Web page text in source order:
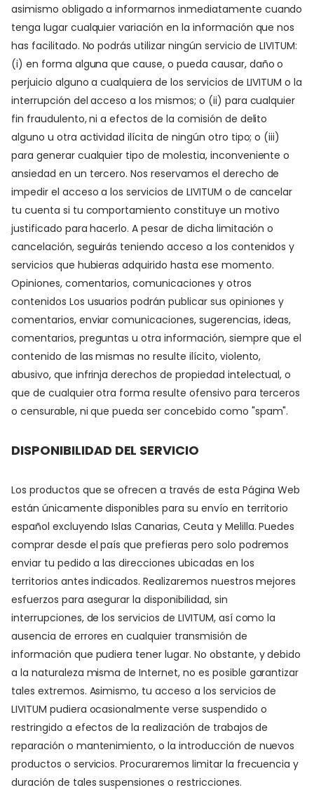
asimismo obligado a informarnos inmediatamente cuando
tenga lugar cualquier variación en la información que nos
has facilitado. No podrás utilizar ningún servicio de LIVITUM:
(i) en forma alguna que cause, o pueda causar, daño o
perjuicio alguno a cualquiera de los servicios de LIVITUM o la
interrupción del acceso a los mismos; o (ii) para cualquier
fin fraudulento, ni a efectos de la comisión de delito
alguno u otra actividad ilícita de ningún otro tipo; o (iii)
para generar cualquier tipo de molestia, inconveniente o
ansiedad en un tercero. Nos reservamos el derecho de
impedir el acceso a los servicios de LIVITUM o de cancelar
tu cuenta si tu comportamiento constituye un motivo
justificado para hacerlo. A pesar de dicha limitación o
cancelación, seguirás teniendo acceso a los contenidos y
servicios que hubieras adquirido hasta ese momento.
Opiniones, comentarios, comunicaciones y otros
contenidos Los usuarios podrán publicar sus opiniones y
comentarios, enviar comunicaciones, sugerencias, ideas,
comentarios, preguntas u otra información, siempre que el
contenido de las mismas no resulte ilícito, violento,
abusivo, que infrinja derechos de propiedad intelectual, o
que de cualquier otra forma resulte ofensivo para terceros
o censurable, ni que pueda ser concebido como "spam".
DISPONIBILIDAD DEL SERVICIO
Los productos que se ofrecen a través de esta Página Web
están únicamente disponibles para su envío en territorio
español excluyendo Islas Canarias, Ceuta y Melilla. Puedes
comprar desde el país que prefieras pero solo podremos
enviar tu pedido a las direcciones ubicadas en los
territorios antes indicados. Realizaremos nuestros mejores
esfuerzos para asegurar la disponibilidad, sin
interrupciones, de los servicios de LIVITUM, así como la
ausencia de errores en cualquier transmisión de
información que pudiera tener lugar. No obstante, y debido
a la naturaleza misma de Internet, no es posible garantizar
tales extremos. Asimismo, tu acceso a los servicios de
LIVITUM pudiera ocasionalmente verse suspendido o
restringido a efectos de la realización de trabajos de
reparación o mantenimiento, o la introducción de nuevos
productos o servicios. Procuraremos limitar la frecuencia y
duración de tales suspensiones o restricciones.